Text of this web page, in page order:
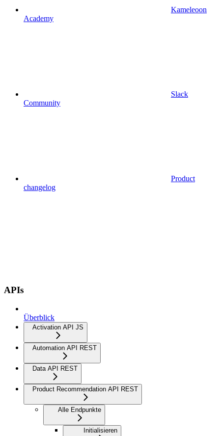
Kameleoon
Academy
Slack
Community
Product
changelog
APIs
Überblick
Activation API JS
Automation API REST
Data API REST
Product Recommendation API REST
Alle Endpunkte
Initialisieren